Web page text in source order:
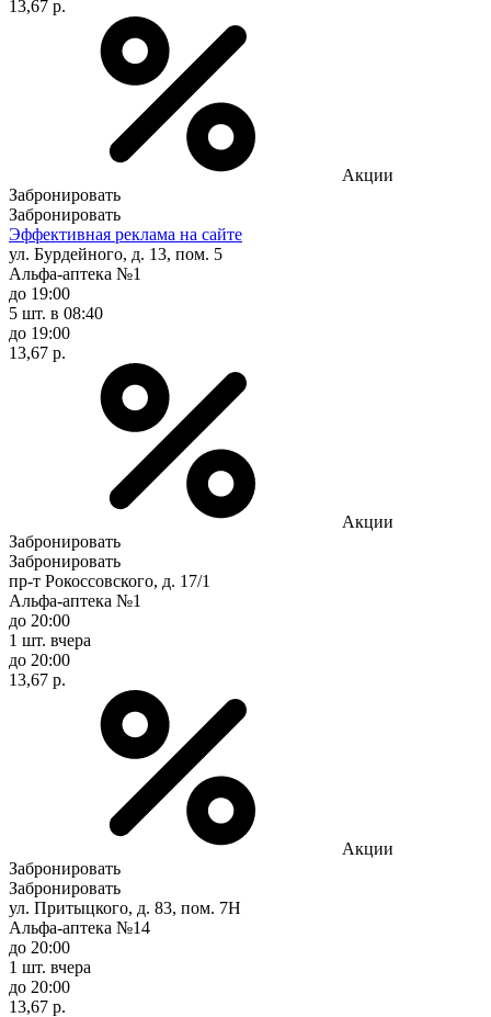
13,67 р.
Акции
Забронировать
Забронировать
Эффективная реклама на сайте
ул. Бурдейного, д. 13, пом. 5
Альфа-аптека №1
до 19:00
5 шт. в 08:40
до 19:00
13,67 р.
Акции
Забронировать
Забронировать
пр-т Рокоссовского, д. 17/1
Альфа-аптека №1
до 20:00
1 шт. вчера
до 20:00
13,67 р.
Акции
Забронировать
Забронировать
ул. Притыцкого, д. 83, пом. 7Н
Альфа-аптека №14
до 20:00
1 шт. вчера
до 20:00
13,67 р.